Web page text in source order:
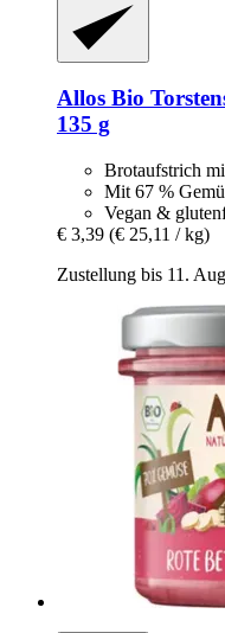
Allos Bio
135 g
Brotaufstrich
Mit 67 %
Vegan &
€ 3,39 (€ 25,11 / kg)
Zustellung bis 11.